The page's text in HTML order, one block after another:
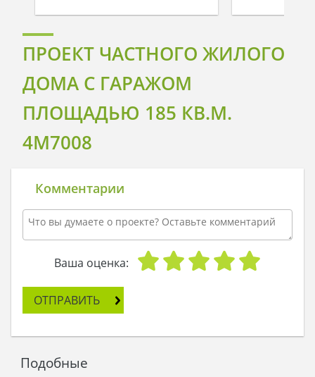
ПРОЕКТ ЧАСТНОГО ЖИЛОГО
ДОМА С ГАРАЖОМ
ПЛОЩАДЬЮ 185 КВ.М.
4M7008
Комментарии
Ваша оценка:
ОТПРАВИТЬ
Подобные